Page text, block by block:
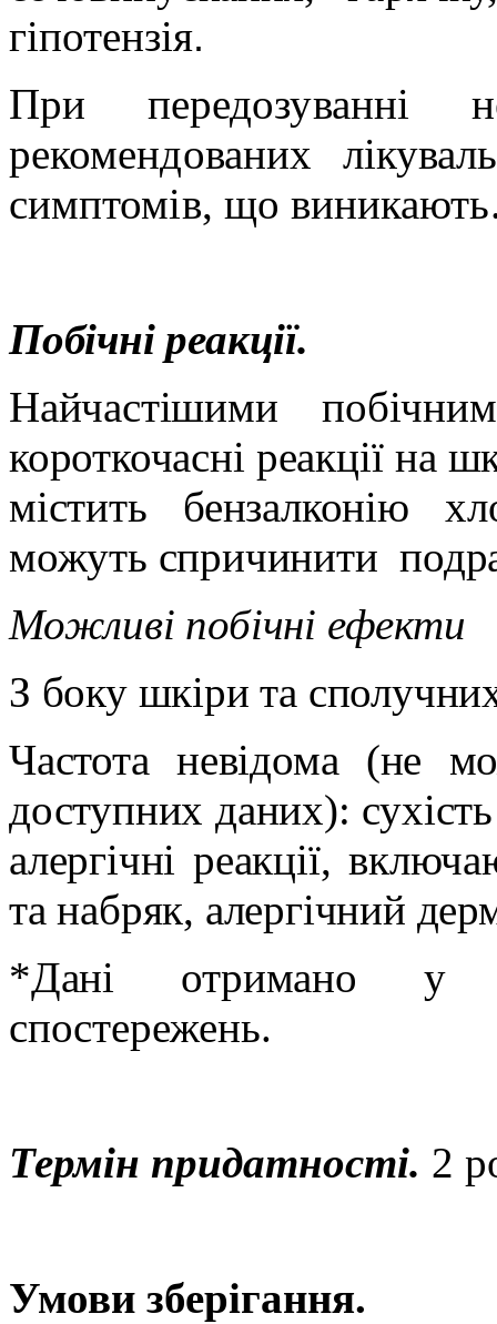
гіпотензія.
При передозуванні
рекомендованих
симптомів, що
Побічні реакції.
Найчастішими
короткочасні реакції на
містить бензалконію
можуть спричинити
Можливі побічні ефекти
З боку шкіри та
Частота невідома (не
доступних даних):
алергічні реакції,
та набряк, алергічний
*Дані отримано у
спостережень.
Термін придатності. 2
Умови зберігання.